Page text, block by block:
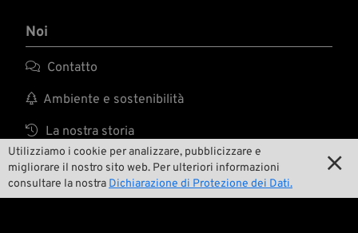
Utilizziamo i cookie per analizzare, pubblicizzare e
migliorare il nostro sito web. Per ulteriori informazioni
consultare la nostra Dichiarazione di Protezione dei Dati.

Noi
 Contatto
 Ambiente e sostenibilità
 La nostra storia
 Wrecking Crew